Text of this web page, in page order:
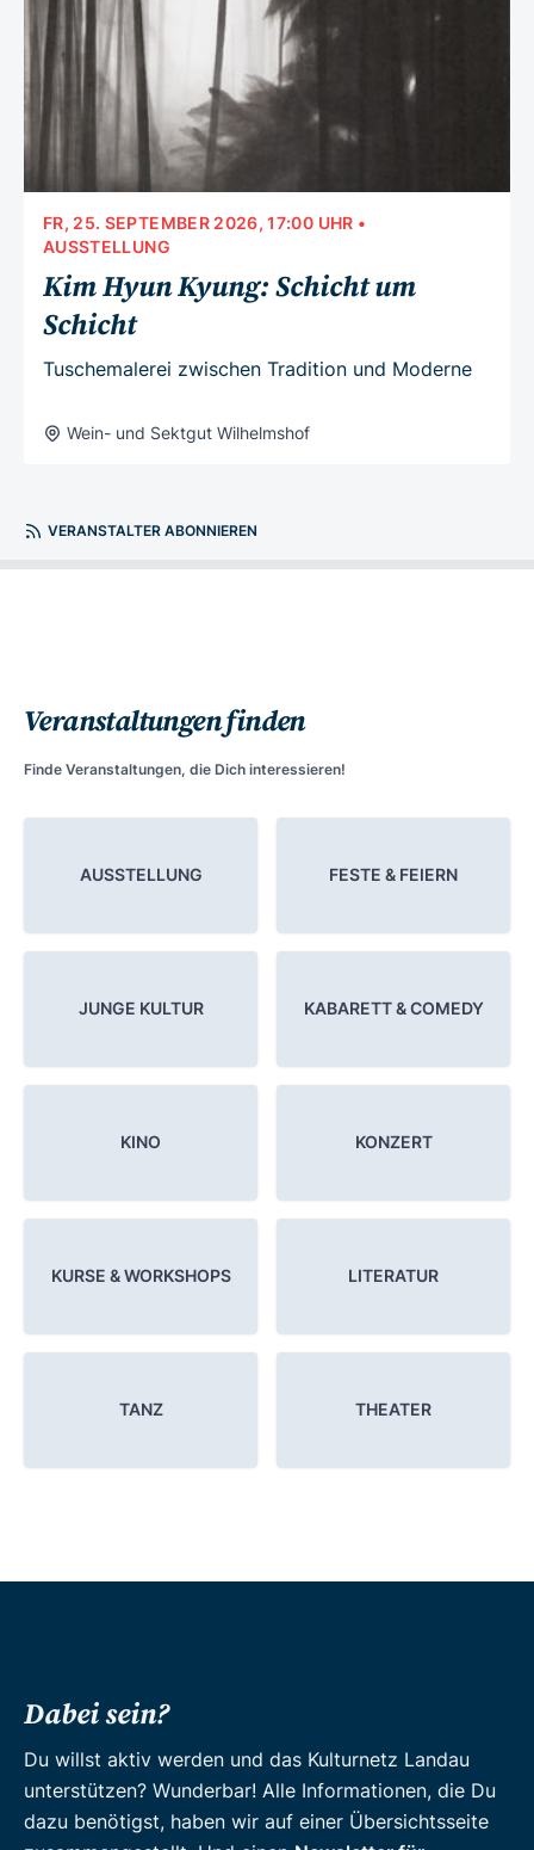
FR, 25. SEPTEMBER 2026, 17:00 UHR •
AUSSTELLUNG
Kim Hyun Kyung: Schicht um
Schicht
Tuschemalerei zwischen Tradition und Moderne
Wein- und Sektgut Wilhelmshof
VERANSTALTER ABONNIEREN
Veranstaltungen finden
Finde Veranstaltungen, die Dich interessieren!
AUSSTELLUNG FESTE & FEIERN
JUNGE KULTUR KABARETT & COMEDY
KINO KONZERT
KURSE & WORKSHOPS LITERATUR
TANZ THEATER
Dabei sein?
Du willst aktiv werden und das Kulturnetz Landau
unterstützen? Wunderbar! Alle Informationen, die Du
dazu benötigst, haben wir auf einer Übersichtsseite